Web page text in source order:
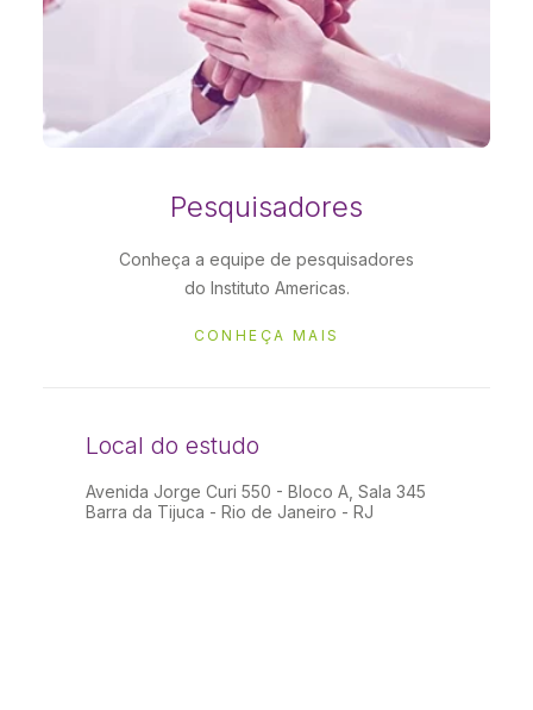
Pesquisadores
Conheça a equipe de pesquisadores
do Instituto Americas.
CONHEÇA MAIS
Local do estudo
Avenida Jorge Curi 550 - Bloco A, Sala 345
Barra da Tijuca - Rio de Janeiro - RJ